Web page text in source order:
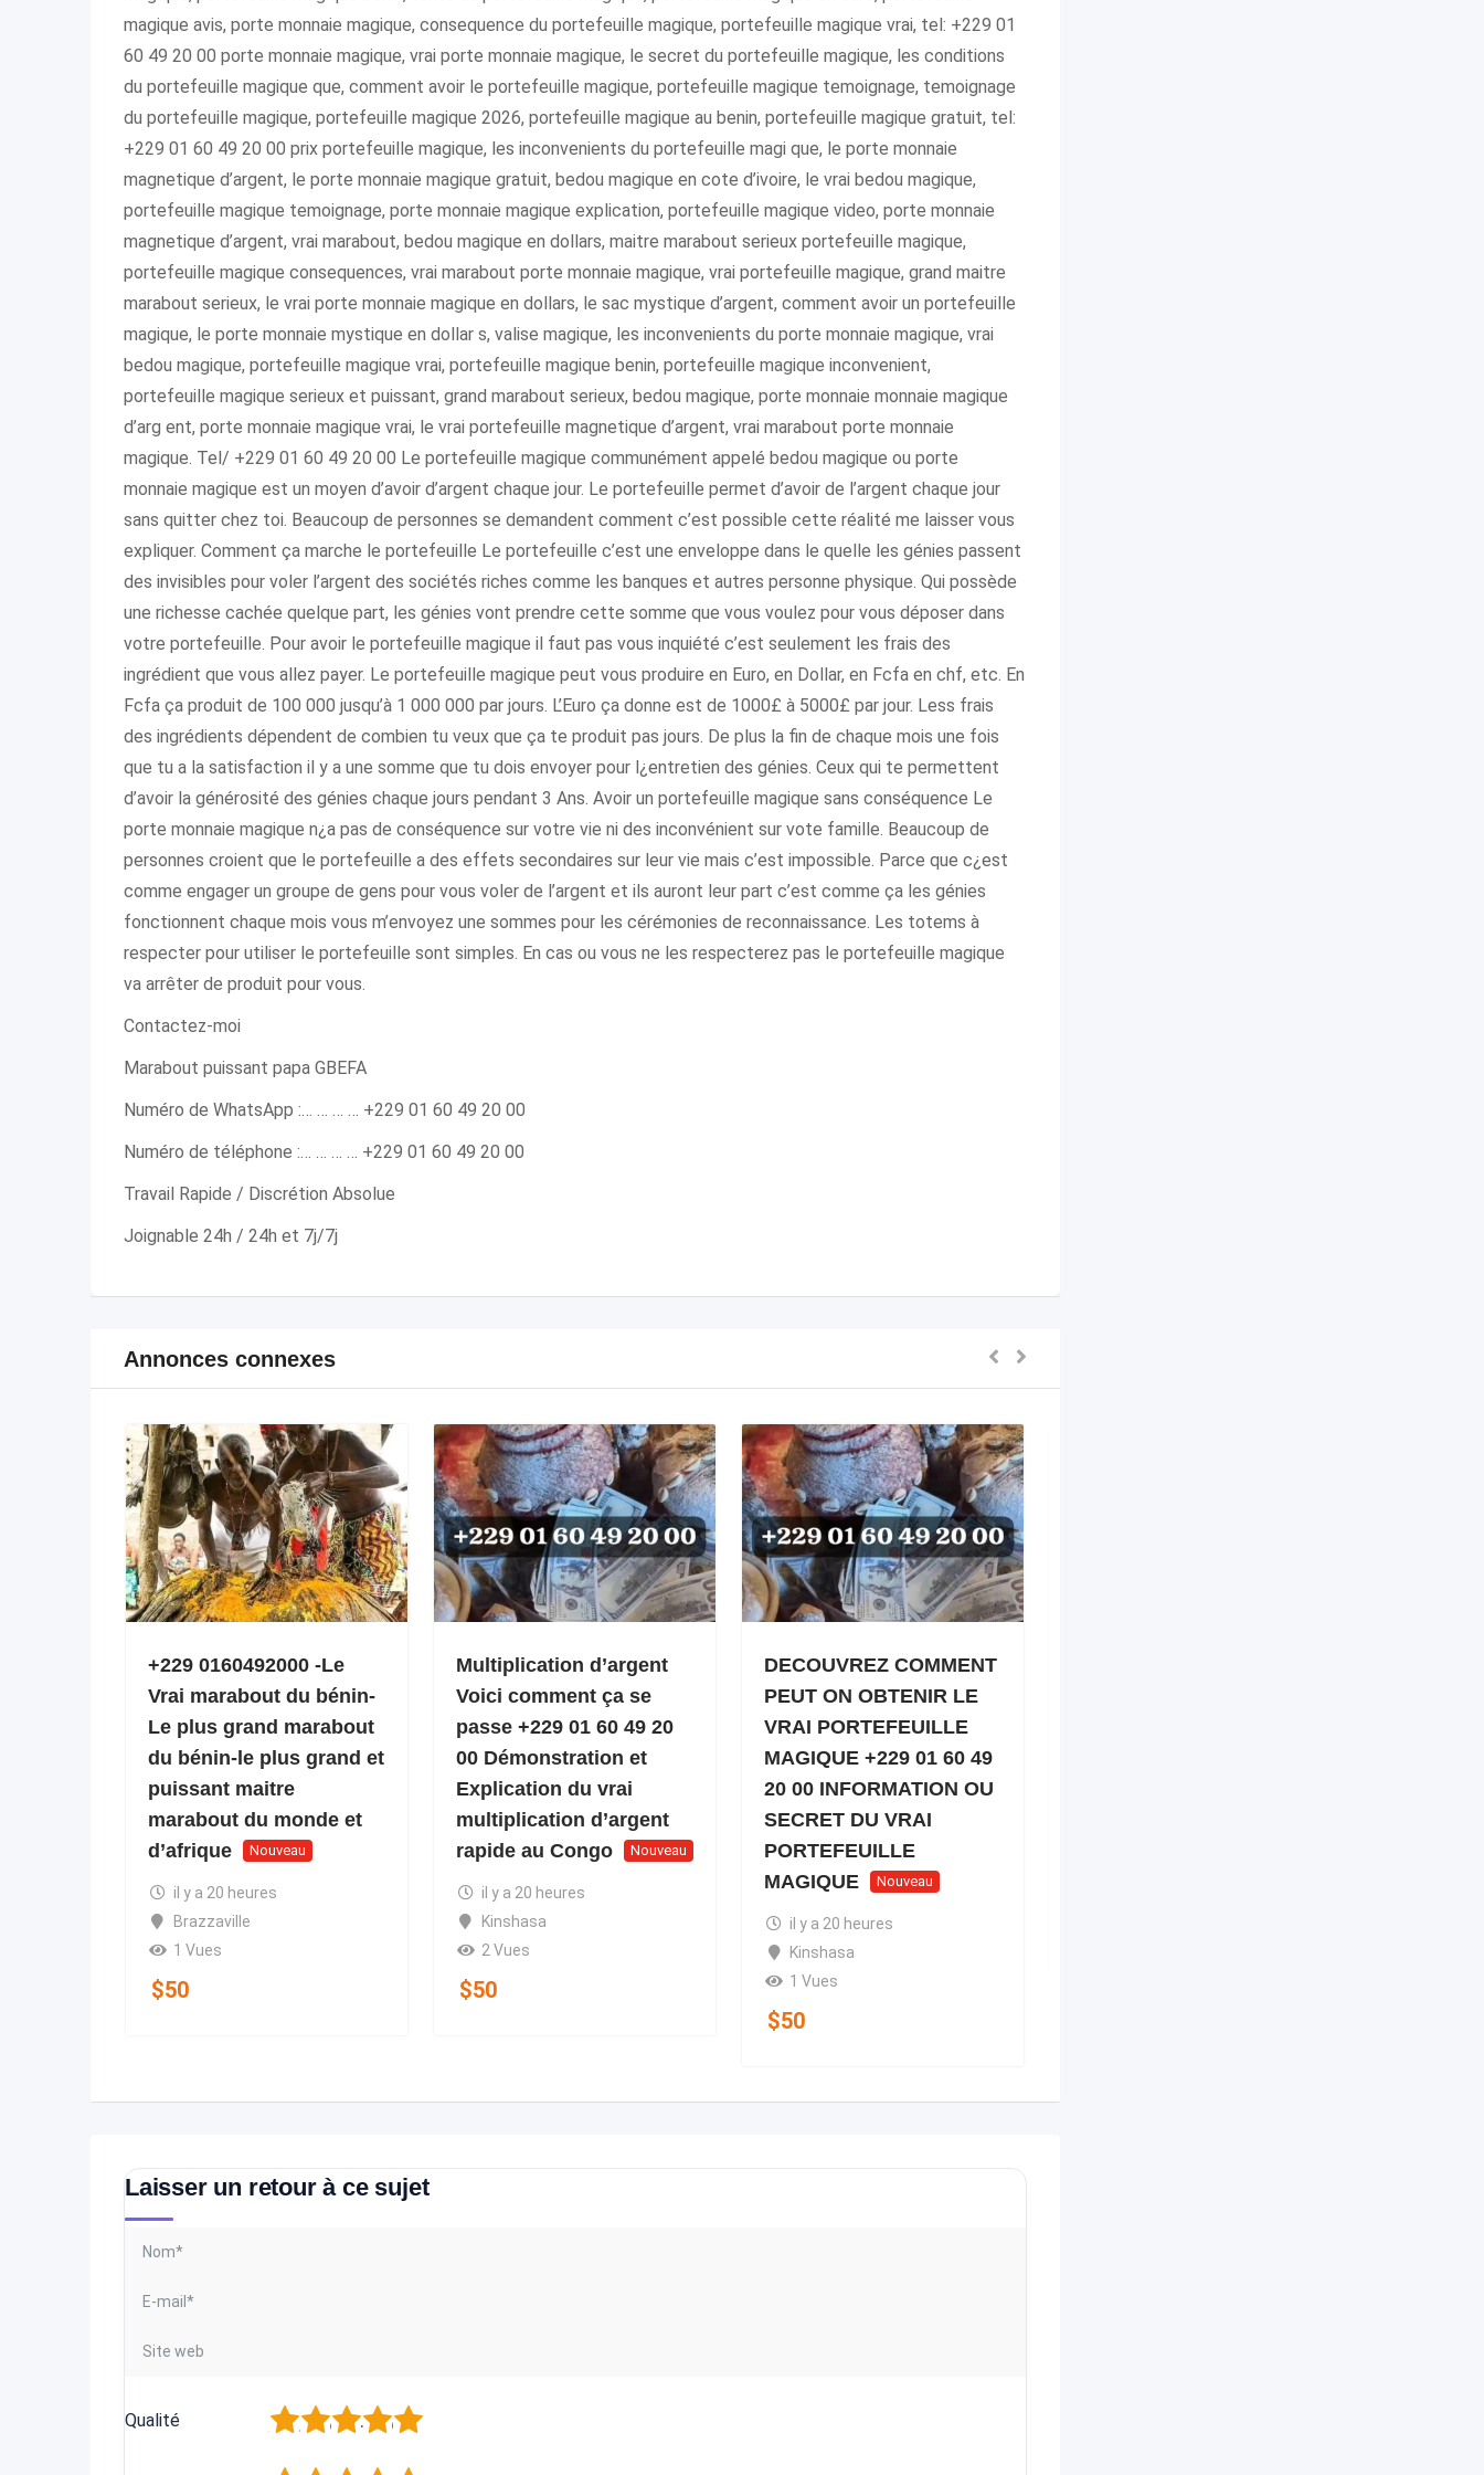
magique avis, porte monnaie magique, consequence du portefeuille magique, portefeuille magique vrai, tel: +229 01
60 49 20 00 porte monnaie magique, vrai porte monnaie magique, le secret du portefeuille magique, les conditions
du portefeuille magique que, comment avoir le portefeuille magique, portefeuille magique temoignage, temoignage
du portefeuille magique, portefeuille magique 2026, portefeuille magique au benin, portefeuille magique gratuit, tel:
+229 01 60 49 20 00 prix portefeuille magique, les inconvenients du portefeuille magi que, le porte monnaie
magnetique d’argent, le porte monnaie magique gratuit, bedou magique en cote d’ivoire, le vrai bedou magique,
portefeuille magique temoignage, porte monnaie magique explication, portefeuille magique video, porte monnaie
magnetique d’argent, vrai marabout, bedou magique en dollars, maitre marabout serieux portefeuille magique,
portefeuille magique consequences, vrai marabout porte monnaie magique, vrai portefeuille magique, grand maitre
marabout serieux, le vrai porte monnaie magique en dollars, le sac mystique d’argent, comment avoir un portefeuille
magique, le porte monnaie mystique en dollar s, valise magique, les inconvenients du porte monnaie magique, vrai
bedou magique, portefeuille magique vrai, portefeuille magique benin, portefeuille magique inconvenient,
portefeuille magique serieux et puissant, grand marabout serieux, bedou magique, porte monnaie monnaie magique
d’arg ent, porte monnaie magique vrai, le vrai portefeuille magnetique d’argent, vrai marabout porte monnaie
magique. Tel/ +229 01 60 49 20 00 Le portefeuille magique communément appelé bedou magique ou porte
monnaie magique est un moyen d’avoir d’argent chaque jour. Le portefeuille permet d’avoir de l’argent chaque jour
sans quitter chez toi. Beaucoup de personnes se demandent comment c’est possible cette réalité me laisser vous
expliquer. Comment ça marche le portefeuille Le portefeuille c’est une enveloppe dans le quelle les génies passent
des invisibles pour voler l’argent des sociétés riches comme les banques et autres personne physique. Qui possède
une richesse cachée quelque part, les génies vont prendre cette somme que vous voulez pour vous déposer dans
votre portefeuille. Pour avoir le portefeuille magique il faut pas vous inquiété c’est seulement les frais des
ingrédient que vous allez payer. Le portefeuille magique peut vous produire en Euro, en Dollar, en Fcfa en chf, etc. En
Fcfa ça produit de 100 000 jusqu’à 1 000 000 par jours. L’Euro ça donne est de 1000£ à 5000£ par jour. Less frais
des ingrédients dépendent de combien tu veux que ça te produit pas jours. De plus la fin de chaque mois une fois
que tu a la satisfaction il y a une somme que tu dois envoyer pour l¿entretien des génies. Ceux qui te permettent
d’avoir la générosité des génies chaque jours pendant 3 Ans. Avoir un portefeuille magique sans conséquence Le
porte monnaie magique n¿a pas de conséquence sur votre vie ni des inconvénient sur vote famille. Beaucoup de
personnes croient que le portefeuille a des effets secondaires sur leur vie mais c’est impossible. Parce que c¿est
comme engager un groupe de gens pour vous voler de l’argent et ils auront leur part c’est comme ça les génies
fonctionnent chaque mois vous m’envoyez une sommes pour les cérémonies de reconnaissance. Les totems à
respecter pour utiliser le portefeuille sont simples. En cas ou vous ne les respecterez pas le portefeuille magique
va arrêter de produit pour vous.
Contactez-moi
Marabout puissant papa GBEFA
Numéro de WhatsApp :… … … … +229 01 60 49 20 00
Numéro de téléphone :… … … … +229 01 60 49 20 00
Travail Rapide / Discrétion Absolue
Joignable 24h / 24h et 7j/7j
Annonces connexes
+229 0160492000 -Le
Vrai marabout du bénin-
Le plus grand marabout
du bénin-le plus grand et
puissant maitre
marabout du monde et
d’afrique
Nouveau
il y a 20 heures
Brazzaville
1 Vues
$50
Multiplication d’argent
Voici comment ça se
passe +229 01 60 49 20
00 Démonstration et
Explication du vrai
multiplication d’argent
rapide au Congo
Nouveau
il y a 20 heures
Kinshasa
2 Vues
$50
DECOUVREZ COMMENT
PEUT ON OBTENIR LE
VRAI PORTEFEUILLE
MAGIQUE +229 01 60 49
20 00 INFORMATION OU
SECRET DU VRAI
PORTEFEUILLE
MAGIQUE
Nouveau
il y a 20 heures
Kinshasa
1 Vues
$50
Laisser un retour à ce sujet
Qualité 5
4
3
2